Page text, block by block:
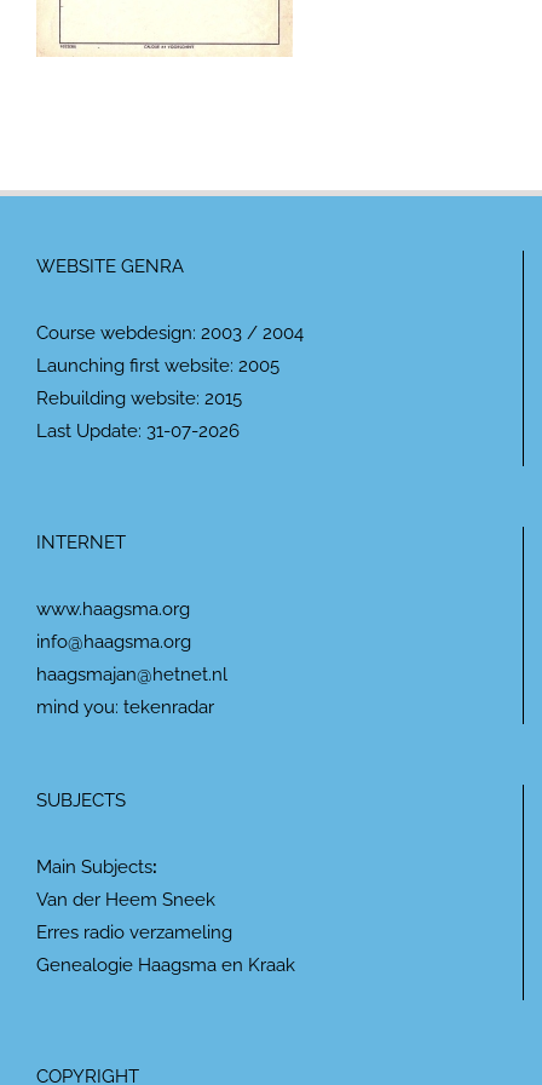
WEBSITE GENRA
Course webdesign: 2003 / 2004
Launching first website: 2005
Rebuilding website: 2015
Last Update: 31-07-2026
INTERNET
www.haagsma.org
info@haagsma.org
haagsmajan@hetnet.nl
mind you: tekenradar
SUBJECTS
Main Subjects:
Van der Heem Sneek
Erres radio verzameling
Genealogie Haagsma en Kraak
COPYRIGHT